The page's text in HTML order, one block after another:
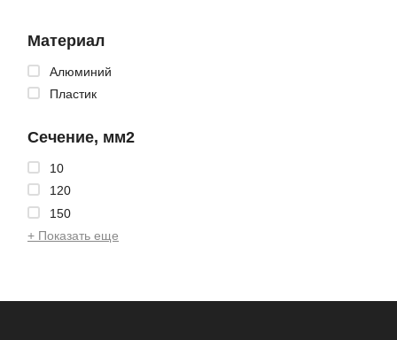
Материал
Алюминий
Пластик
Сечение, мм2
10
120
150
+ Показать еще